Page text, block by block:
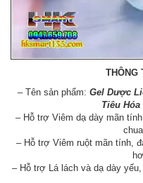
THÔNG
– Tên sản phẩm: Gel Dược
Tiêu
– Hỗ trợ Viêm dạ dày mãn
– Hỗ trợ Viêm ruột mãn tính,
– Hỗ trợ Lá lách và dạ dày